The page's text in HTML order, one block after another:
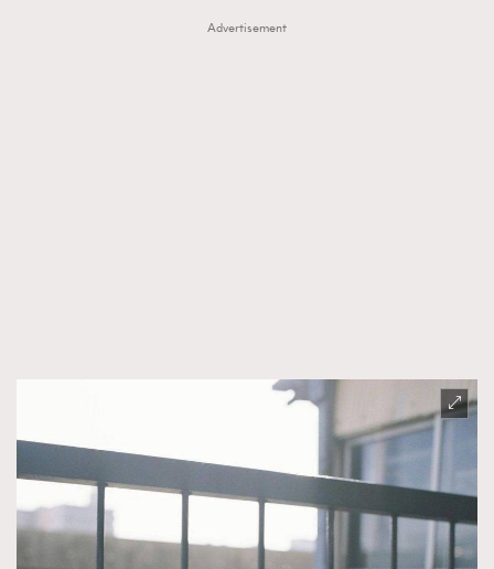
Advertisement